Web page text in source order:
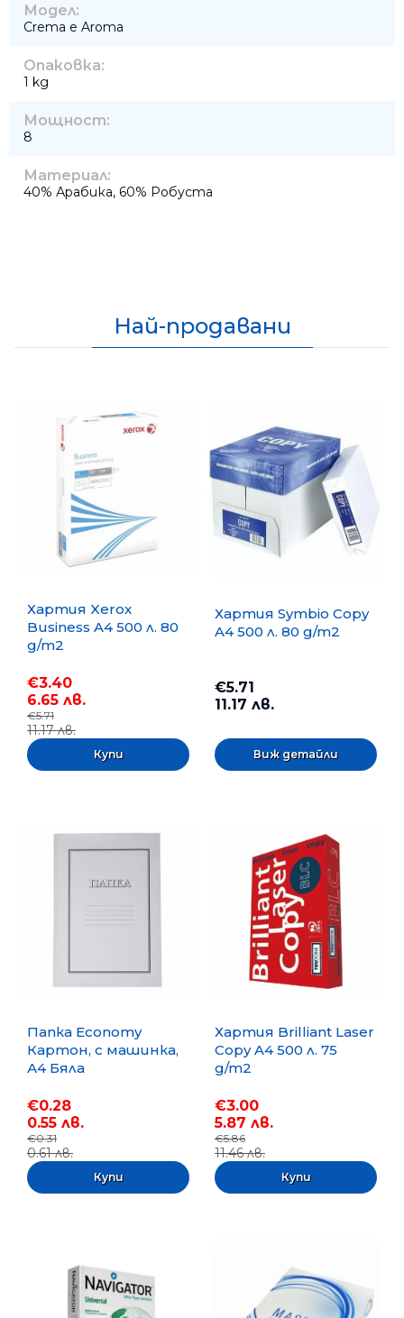
Модел:
Crema e Aroma
Опаковка:
1 kg
Мощност:
8
Материал:
40% Арабика, 60% Робуста
Най-продавани
Хартия Xerox
Business A4 500 л. 80
g/m2
€3.40
6.65 лв.
€5.71
11.17 лв.
Хартия Symbio Copy
A4 500 л. 80 g/m2
€5.71
11.17 лв.
Виж детайли
Папка Economy
Картон, с машинка,
А4 Бяла
€0.28
0.55 лв.
€0.31
0.61 лв.
Хартия Brilliant Laser
Copy A4 500 л. 75
g/m2
€3.00
5.87 лв.
€5.86
11.46 лв.